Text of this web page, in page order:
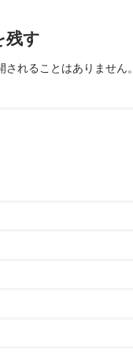
残す
れることはありません。